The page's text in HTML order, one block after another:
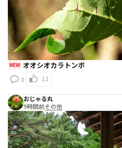
NEW オオシオカラトンボ
0 12
おじゃる丸
9時間前その他